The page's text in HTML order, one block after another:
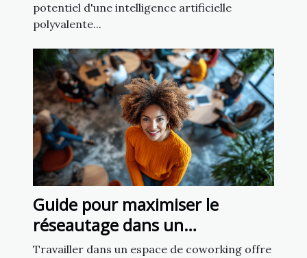
potentiel d'une intelligence artificielle
polyvalente...
Guide pour maximiser le
réseautage dans un
environnement de coworking
Travailler dans un espace de coworking offre